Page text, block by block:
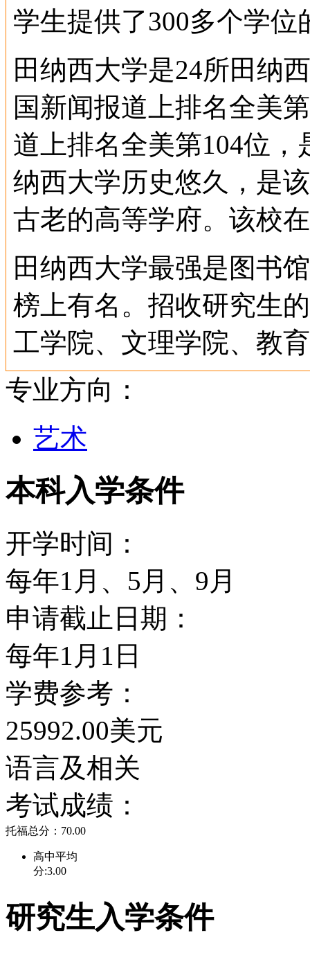
学生提供了300多个学位
田纳西大学是24所田纳
国新闻报道上排名全美
道上排名全美第104位
纳西大学历史悠久，是
古老的高等学府。该校
田纳西大学最强是图书
榜上有名。招收研究生
工学院、文理学院、教
田纳西大学有着强大和
所有的新设备中，堪称“
使其转化。这些研究即
田纳西大学和ORNL(著
生物技术学，计算机学
方面建立了联合研究所
用学校和国家的实验室
utk 和ornl也将共同管理
研究中心，从而研究石
大学utk从国家、企业、
和研究资金， 随着田纳
将带来更多的投资和机
田纳西大学邻近著名的
园the great moky
专业方向：
艺术
本科入学条件
开学时间：
每年1月、5月、9月
申请截止日期：
每年1月1日
学费参考：
25992.00美元
语言及相关
考试成绩：
托福总分：70.00
高中平均
分:3.00
研究生入学条件